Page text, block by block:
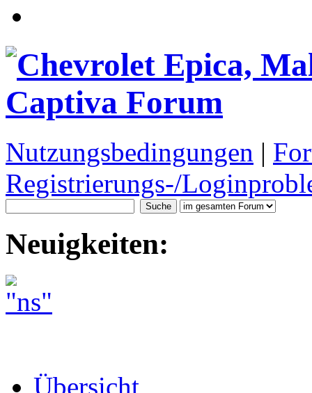
Nutzungsbedingungen |
Registrierungs-/
Neuigkeiten:
Übersicht